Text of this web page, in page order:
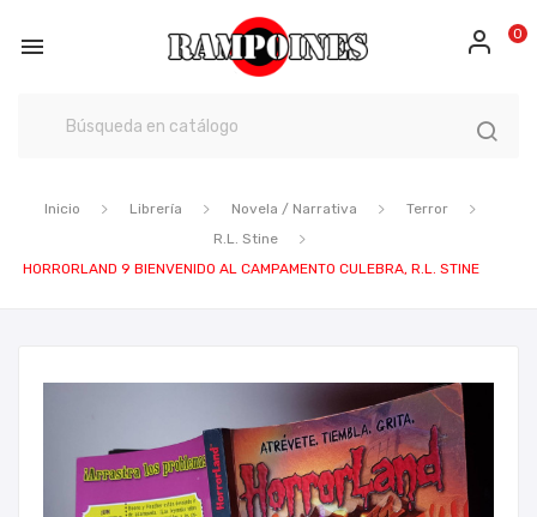
 0
Inicio Librería Novela / Narrativa
Terror
R.L. Stine
HORRORLAND 9 BIENVENIDO AL CAMPAMENTO CULEBRA, R.L. STINE